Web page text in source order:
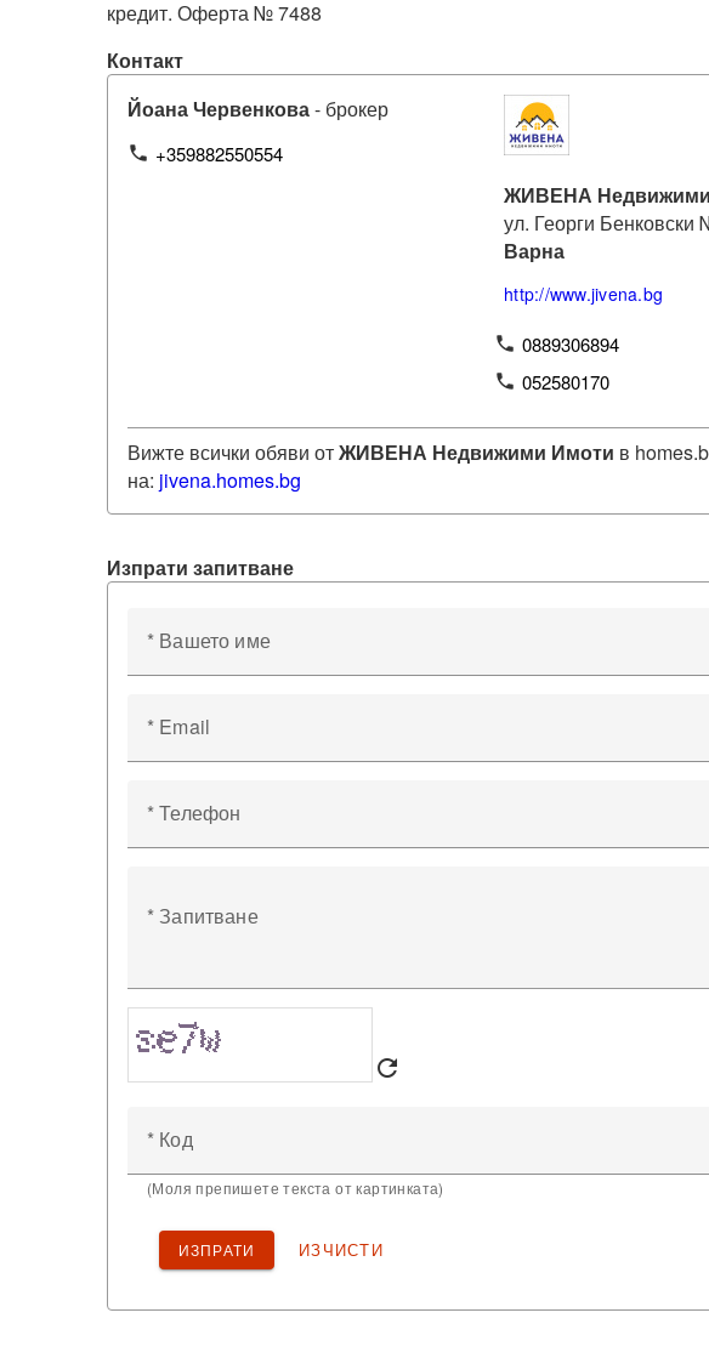
Контакт
Йоана Червенкова- брокер
phone +359882550554
ЖИВЕНА
ул. Георги Бенковски
Варна
http://www.jivena.bg
phone 0889306894
phone 052580170
Вижте всички обяви отЖИВЕНА Недвижими Имоти в
на: jivena.homes.bg
Изпрати запитване
* Вашето име
* Email
* Телефон
* Запитване
refresh
* Код
(Моля препишете текста от картинката)
ИЗПРАТИ ИЗЧИСТИ